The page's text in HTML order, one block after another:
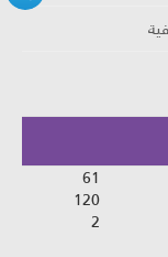
61
120
2